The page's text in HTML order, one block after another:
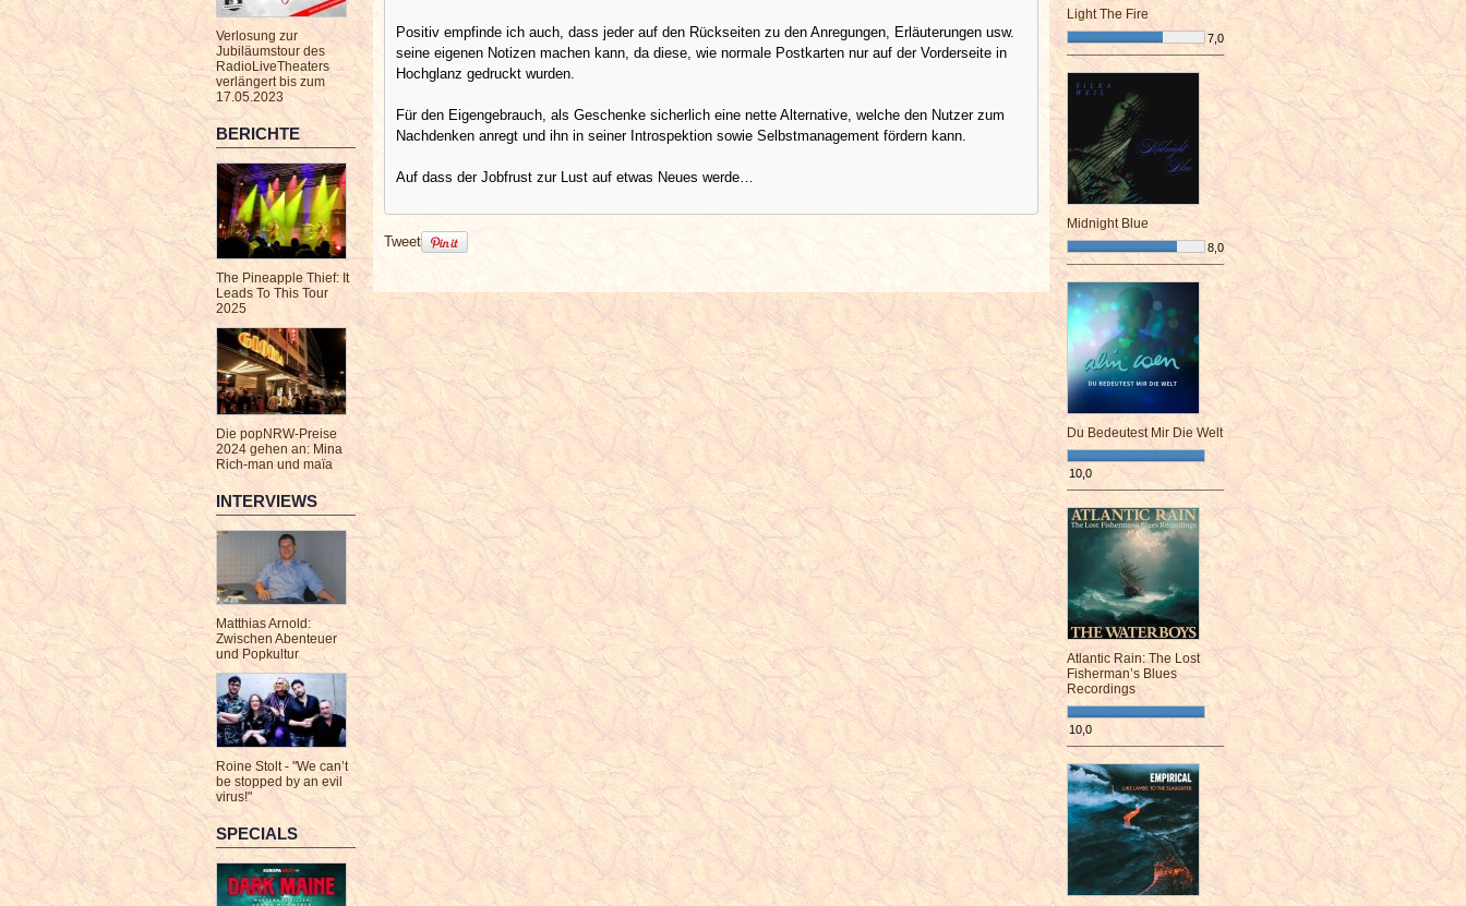
Verlosung zur
Jubiläumstour des
RadioLiveTheaters
verlängert bis zum
17.05.2023
BERICHTE
The Pineapple Thief: It
Leads To This Tour
2025
Die popNRW-Preise
2024 gehen an: Mina
Rich-man und maïa
INTERVIEWS
Matthias Arnold:
Zwischen Abenteuer
und Popkultur
Roine Stolt - "We can’t
be stopped by an evil
virus!"
SPECIALS
Positiv empfinde ich auch, dass jeder auf den Rückseiten zu den Anregungen, Erläuterungen usw.
seine eigenen Notizen machen kann, da diese, wie normale Postkarten nur auf der Vorderseite in
Hochglanz gedruckt wurden.
Für den Eigengebrauch, als Geschenke sicherlich eine nette Alternative, welche den Nutzer zum
Nachdenken anregt und ihn in seiner Introspektion sowie Selbstmanagement fördern kann.
Auf dass der Jobfrust zur Lust auf etwas Neues werde…
Tweet
Light The Fire
7,0
¯¯¯¯¯¯¯¯¯¯¯¯¯¯¯¯¯¯¯¯¯¯¯¯
Midnight Blue
8,0
¯¯¯¯¯¯¯¯¯¯¯¯¯¯¯¯¯¯¯¯¯¯¯¯
Du Bedeutest Mir Die Welt
10,0
¯¯¯¯¯¯¯¯¯¯¯¯¯¯¯¯¯¯¯¯¯¯¯¯
Atlantic Rain: The Lost
Fisherman’s Blues
Recordings
10,0
¯¯¯¯¯¯¯¯¯¯¯¯¯¯¯¯¯¯¯¯¯¯¯¯